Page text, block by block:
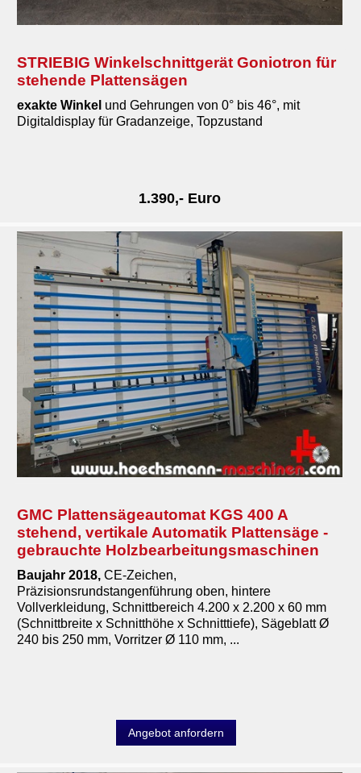
STRIEBIG Winkelschnittgerät Goniotron für
stehende Plattensägen
exakte Winkel und Gehrungen von 0° bis 46°, mit
Digitaldisplay für Gradanzeige, Topzustand
1.390,- Euro
GMC Plattensägeautomat KGS 400 A
stehend, vertikale Automatik Plattensäge -
gebrauchte Holzbearbeitungsmaschinen
Baujahr 2018, CE-Zeichen,
Präzisionsrundstangenführung oben, hintere
Vollverkleidung, Schnittbereich 4.200 x 2.200 x 60 mm
(Schnittbreite x Schnitthöhe x Schnitttiefe), Sägeblatt Ø
240 bis 250 mm, Vorritzer Ø 110 mm, ...
Angebot anfordern